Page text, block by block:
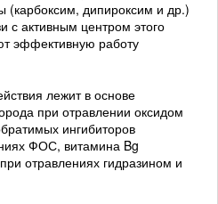
(карбоксим, дипироксим и др.)
с активным центром этого
эффективную работу
лежит в основе
при отравлении оксидом
ингибиторов
ФОС, витамина Bg
отравлениях гидразином и